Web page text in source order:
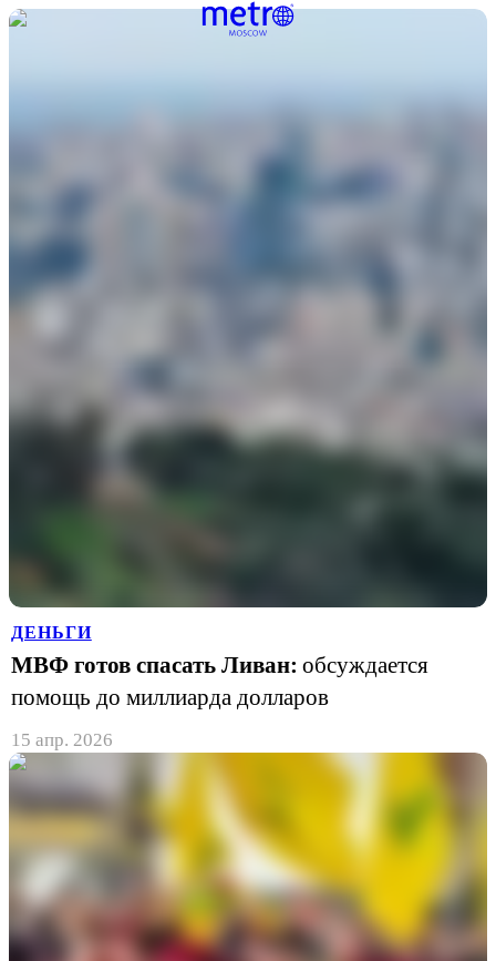
ДЕНЬГИ
МВФ готов спасать Ливан: обсуждается
помощь до миллиарда долларов
15 апр. 2026